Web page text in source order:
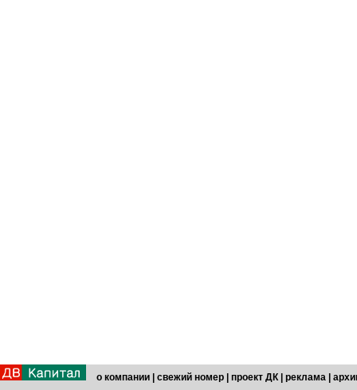
о компании свежий номер проект ДК реклама